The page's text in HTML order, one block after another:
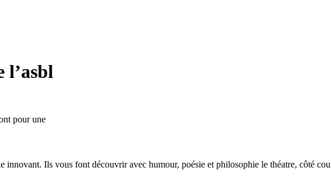
l’asbl
pour une
innovant. Ils vous font découvrir avec humour, poésie et philosophie le théatre, côté